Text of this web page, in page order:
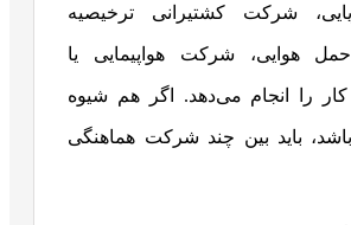
شرکت کشتیرانی ترخیصیه
هوایی، شرکت هواپیمایی یا
کار را انجام می‌دهد. اگر هم شیوه
باید بین چند شرکت هماهنگی